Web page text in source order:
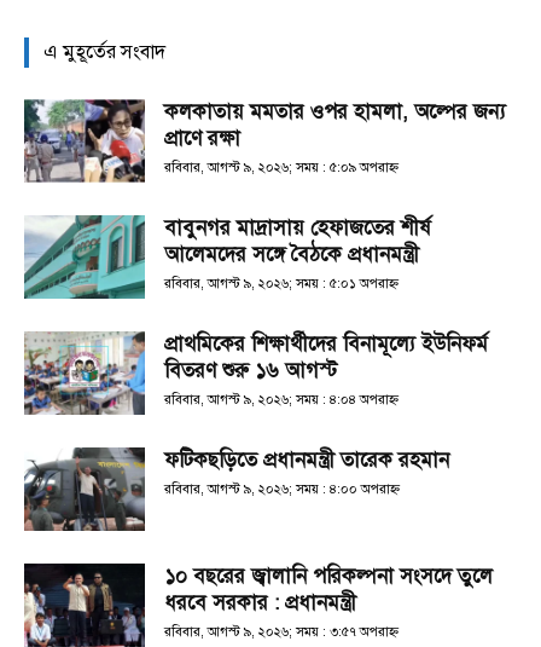
এ মুহূর্তের সংবাদ
কলকাতায় মমতার ওপর হামলা, অল্পের জন্য
প্রাণে রক্ষা
রবিবার, আগস্ট ৯, ২০২৬; সময় : ৫:০৯ অপরাহ্ণ
বাবুনগর মাদ্রাসায় হেফাজতের শীর্ষ
আলেমদের সঙ্গে বৈঠকে প্রধানমন্ত্রী
রবিবার, আগস্ট ৯, ২০২৬; সময় : ৫:০১ অপরাহ্ণ
প্রাথমিকের শিক্ষার্থীদের বিনামূল্যে ইউনিফর্ম
বিতরণ শুরু ১৬ আগস্ট
রবিবার, আগস্ট ৯, ২০২৬; সময় : ৪:০৪ অপরাহ্ণ
ফটিকছড়িতে প্রধানমন্ত্রী তারেক রহমান
রবিবার, আগস্ট ৯, ২০২৬; সময় : ৪:০০ অপরাহ্ণ
১০ বছরের জ্বালানি পরিকল্পনা সংসদে তুলে
ধরবে সরকার : প্রধানমন্ত্রী
রবিবার, আগস্ট ৯, ২০২৬; সময় : ৩:৫৭ অপরাহ্ণ